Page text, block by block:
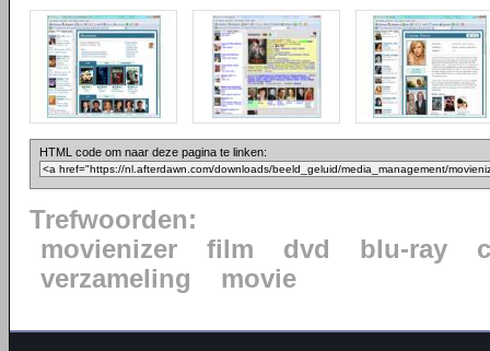
HTML code om naar deze pagina te linken:
Trefwoorden:
movienizer
film dvd blu-ray
verzameling
movie